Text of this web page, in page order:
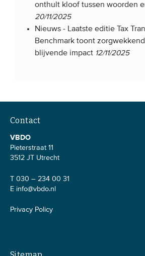
onthult kloof tussen woorden
20/11/2025
Nieuws - Laatste editie Tax
Benchmark toont
blijvende impact 12/11/2025
Contact
VBDO
Pieterstraat 11
3512 JT Utrecht
T 030 – 234 00 31
E info@vbdo.nl
Privacy Policy